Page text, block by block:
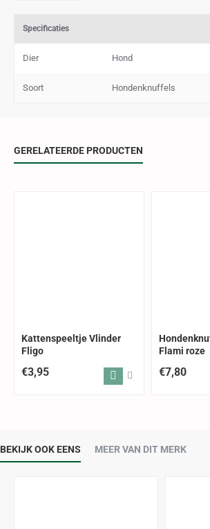
Specificaties
Dier Hond
Soort Hondenknuffels
GERELATEERDE PRODUCTEN
Kattenspeeltje Vlinder
Fligo
€3,95
Flami roze
€7,80
BEKIJK OOK EENS MEER VAN DIT MERK